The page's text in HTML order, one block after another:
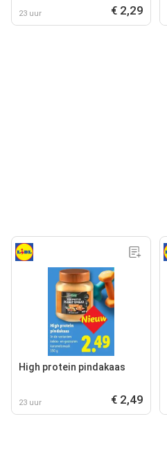
23 uur € 2,29
High protein pindakaas
23 uur € 2,49